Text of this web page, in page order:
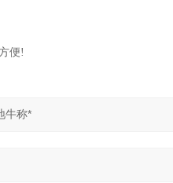
便!